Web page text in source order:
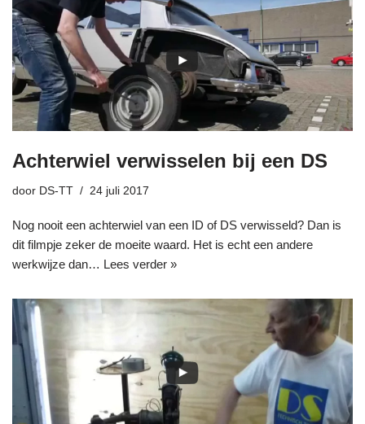
Achterwiel verwisselen bij een DS
door DS-TT 24 juli 2017
Nog nooit een achterwiel van een ID of DS verwisseld? Dan is
dit filmpje zeker de moeite waard. Het is echt een andere
werkwijze dan… Lees verder »